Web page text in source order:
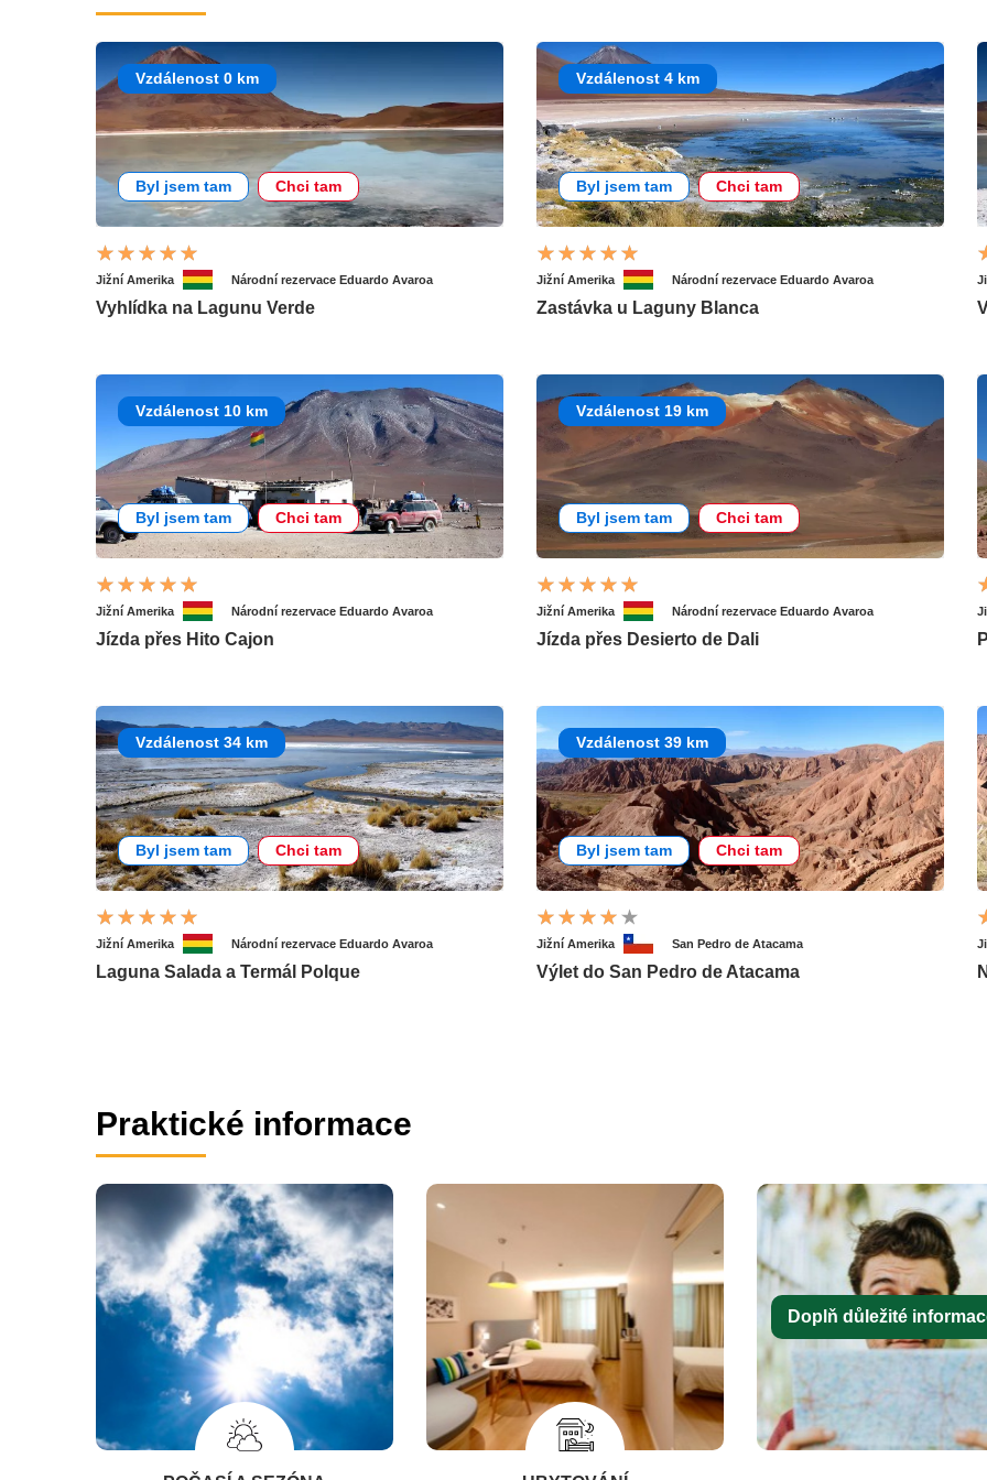
Vzdálenost 0 km
Byl jsem tam Chci tam
Jižní Amerika Národní rezervace Eduardo Avaroa
Vyhlídka na Lagunu Verde
Vzdálenost 4 km
Byl jsem tam Chci tam
Jižní Amerika Národní rezervace Eduardo Avaroa
Zastávka u Laguny Blanca
Vzdálenost 10 km
Byl jsem tam Chci tam
Jižní Amerika Národní rezervace Eduardo Avaroa
Jízda přes Hito Cajon
Vzdálenost 19 km
Byl jsem tam Chci tam
Jižní Amerika Národní rezervace Eduardo Avaroa
Jízda přes Desierto de Dali
Vzdálenost 34 km
Byl jsem tam Chci tam
Jižní Amerika Národní rezervace Eduardo Avaroa
Laguna Salada a Termál Polque
Vzdálenost 39 km
Byl jsem tam Chci tam
Jižní Amerika San Pedro de Atacama
Výlet do San Pedro de Atacama
Praktické informace
Doplň důležité